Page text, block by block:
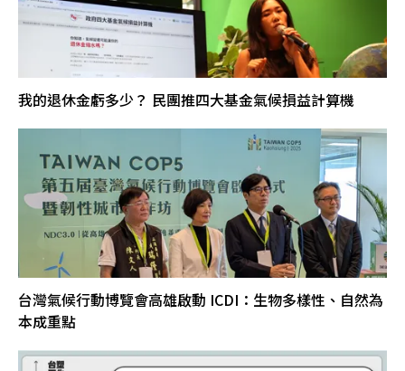
我的退休金虧多少？ 民團推四大基金氣候損益計算機
台灣氣候行動博覽會高雄啟動 ICDI：生物多樣性、自然為
本成重點